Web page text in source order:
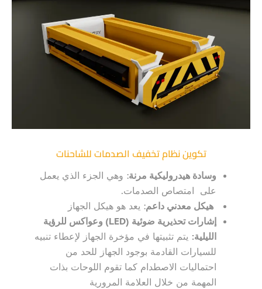
تكوين نظام تخفيف الصدمات للشاحنات
وسادة هيدروليكية مرنة: وهي الجزء الذي يعمل
على امتصاص الصدمات.
هيكل معدني داعم: يعد هو هيكل الجهاز
إشارات تحذيرية ضوئية (LED) وعواكس للرؤية
الليلية: يتم تثبيتها في مؤخرة الجهاز لإعطاء تنبيه
للسيارات القادمة بوجود الجهاز للحد من
احتماليات الاصطدام كما تقوم اللوحات بذات
المهمة من خلال العلامة المرورية